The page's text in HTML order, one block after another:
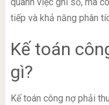
tiếp và khả năng phân
Kế toán
gì?
Kế toán công nợ phải